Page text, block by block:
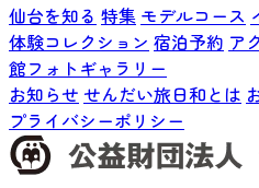
仙台を知る 特集 モデルコース
体験コレクション 宿泊予約 ア
館フォトギャラリー
お知らせ せんだい旅日和とは
プライバシーポリシー